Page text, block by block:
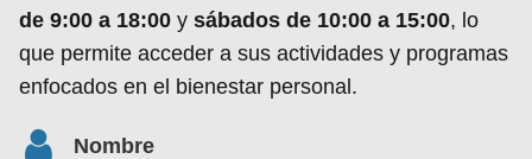
de 9:00 a 18:00 y sábados de 10:00 a 15:00, lo
que permite acceder a sus actividades y programas
enfocados en el bienestar personal.
Nombre